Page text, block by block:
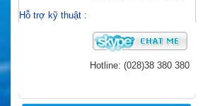
Hỗ trợ kỹ thuật :
Hotline: (028)38 380 380